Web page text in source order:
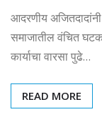
आदरणीय
समाजातील वंचित
कार्याचा वारसा पुढे…
READ MORE